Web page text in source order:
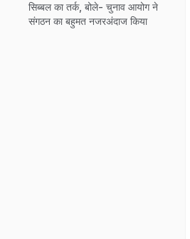
सिब्बल का तर्क, बोले- चुनाव आयोग ने
संगठन का बहुमत नजरअंदाज किया